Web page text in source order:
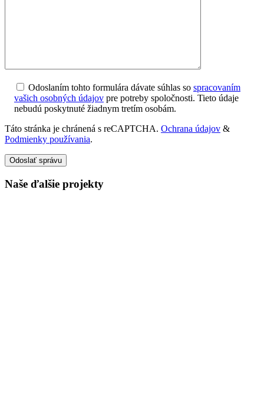
Odoslaním tohto formulára dávate súhlas so spracovaním
vašich osobných údajov pre potreby spoločnosti. Tieto údaje
nebudú poskytnuté žiadnym tretím osobám.
Táto stránka je chránená s reCAPTCHA. Ochrana údajov &
Podmienky používania.
Odoslať správu
Naše ďalšie projekty